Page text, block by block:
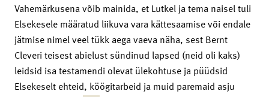
Vahemärkusena võib mainida, et Lutkel ja tema naisel tuli
Elsekesele määratud liikuva vara kättesaamise või endale
jätmise nimel veel tükk aega vaeva näha, sest Bernt
Cleveri teisest abielust sündinud lapsed (neid oli kaks)
leidsid isa testamendi olevat ülekohtuse ja püüdsid
Elsekeselt ehteid, köögitarbeid ja muid paremaid asju